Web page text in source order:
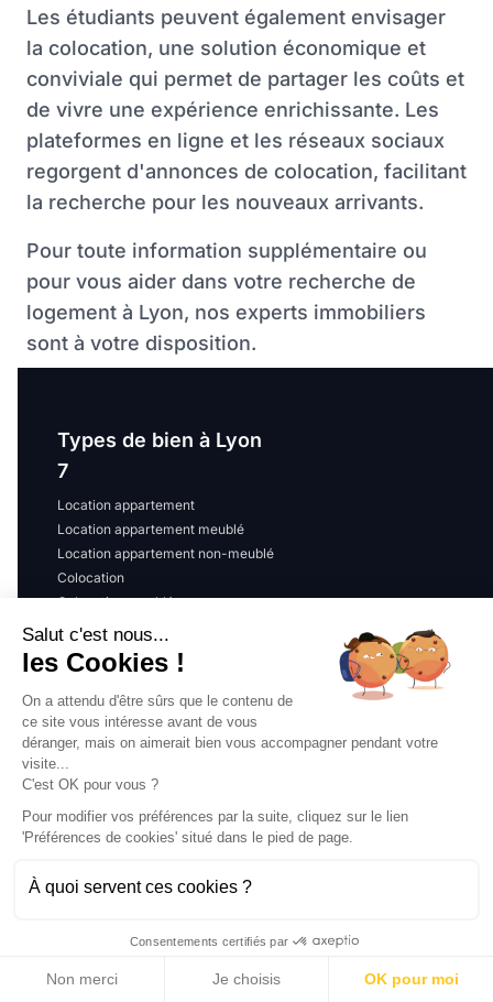
Les étudiants peuvent également envisager
la colocation, une solution économique et
conviviale qui permet de partager les coûts et
de vivre une expérience enrichissante. Les
plateformes en ligne et les réseaux sociaux
regorgent d'annonces de colocation, facilitant
la recherche pour les nouveaux arrivants.
Pour toute information supplémentaire ou
pour vous aider dans votre recherche de
logement à Lyon, nos experts immobiliers
sont à votre disposition.
Types de bien à Lyon
7
Location appartement
Location appartement meublé
Location appartement non-meublé
Colocation
Colocation meublée
Colocation non-meublée
Colivings
Locations à Lyon
Lyon (toute la ville)
Locations à proximité
Vénissieux
Oullins
Salut c'est nous...
les Cookies !
On a attendu d'être sûrs que le contenu de
ce site vous intéresse avant de vous
déranger, mais on aimerait bien vous accompagner pendant votre
visite...
C'est OK pour vous ?
Pour modifier vos préférences par la suite, cliquez sur le lien
'Préférences de cookies' situé dans le pied de page.
À quoi servent ces cookies ?
Consentements certifiés par
Non merci Je choisis OK pour moi